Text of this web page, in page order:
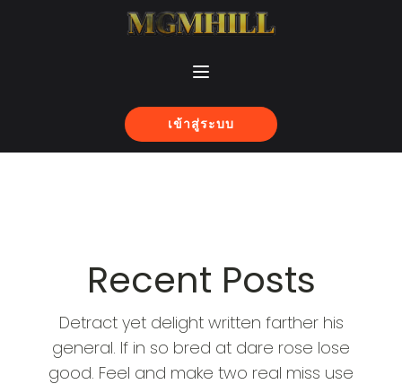
เข้าสู่ระบบ
Recent Posts
Detract yet delight written farther his
general. If in so bred at dare rose lose
good. Feel and make two real miss use